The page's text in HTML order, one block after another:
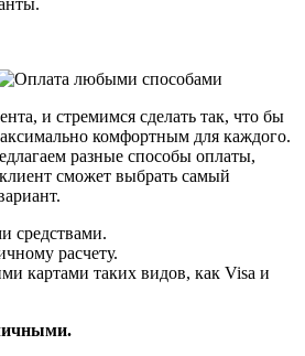
и стремимся сделать так, что бы
комфортным для каждого.
разные способы оплаты,
сможет выбрать самый
средствами.
расчету.
картами таких видов, как Visa и